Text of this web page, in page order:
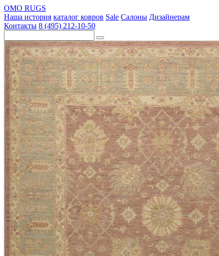
OMO RUGS
Наша история каталог ковров Sale Салоны Дизайнерам
Контакты 8 (495) 212-10-50